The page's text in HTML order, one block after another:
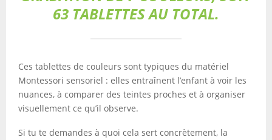
63 TABLETTES AU TOTAL.
Ces tablettes de couleurs sont typiques du matériel
Montessori sensoriel : elles entraînent l’enfant à voir les
nuances, à comparer des teintes proches et à organiser
visuellement ce qu’il observe.
Si tu te demandes à quoi cela sert concrètement, la